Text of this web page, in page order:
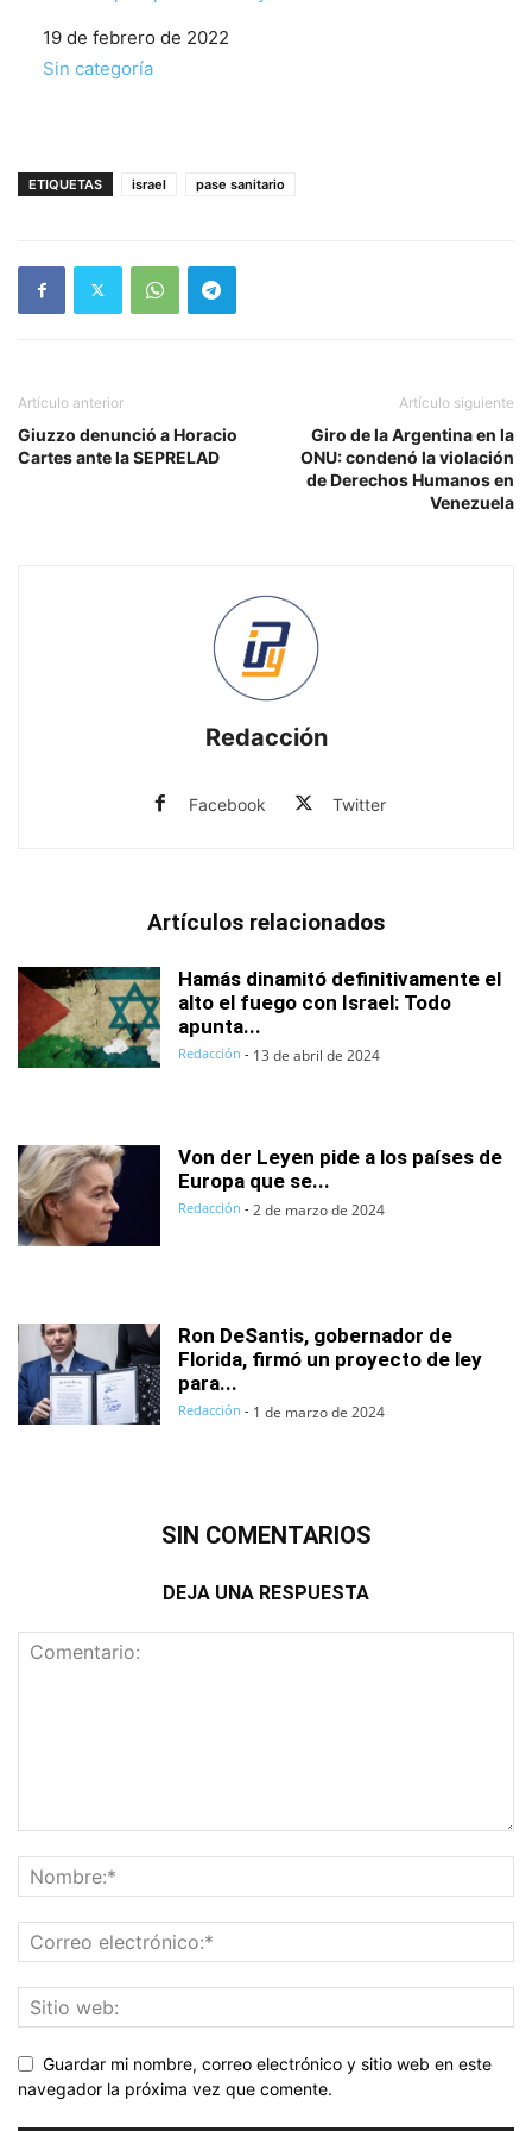
Fecha
19 de febrero de 2022
Respecto a
Sin categoría
ETIQUETAS israel pase sanitario
Artículo anterior
Giuzzo denunció a Horacio
Cartes ante la SEPRELAD
Artículo siguiente
Giro de la Argentina en la
ONU: condenó la violación
de Derechos Humanos en
Venezuela
Redacción
Facebook Twitter
Artículos relacionados
Hamás dinamitó definitivamente el
alto el fuego con Israel: Todo
apunta...
Redacción - 13 de abril de 2024
Von der Leyen pide a los países de
Europa que se...
Redacción - 2 de marzo de 2024
Ron DeSantis, gobernador de
Florida, firmó un proyecto de ley
para...
Redacción - 1 de marzo de 2024
SIN COMENTARIOS
DEJA UNA RESPUESTA
Guardar mi nombre, correo electrónico y sitio web en este
navegador la próxima vez que comente.